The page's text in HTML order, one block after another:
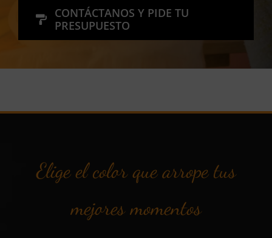
CONTÁCTANOS Y PIDE TU
PRESUPUESTO
Elige el color que arrope tus
mejores momentos